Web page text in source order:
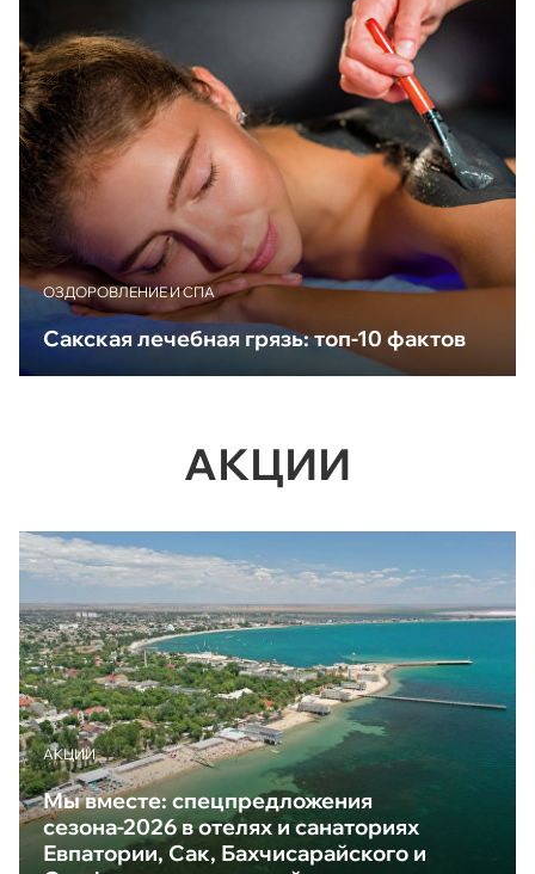
ОЗДОРОВЛЕНИЕ И СПА
Сакская лечебная грязь: топ-10 фактов
АКЦИИ
АКЦИИ
Мы вместе: спецпредложения
сезона-2026 в отелях и санаториях
Евпатории, Сак, Бахчисарайского и